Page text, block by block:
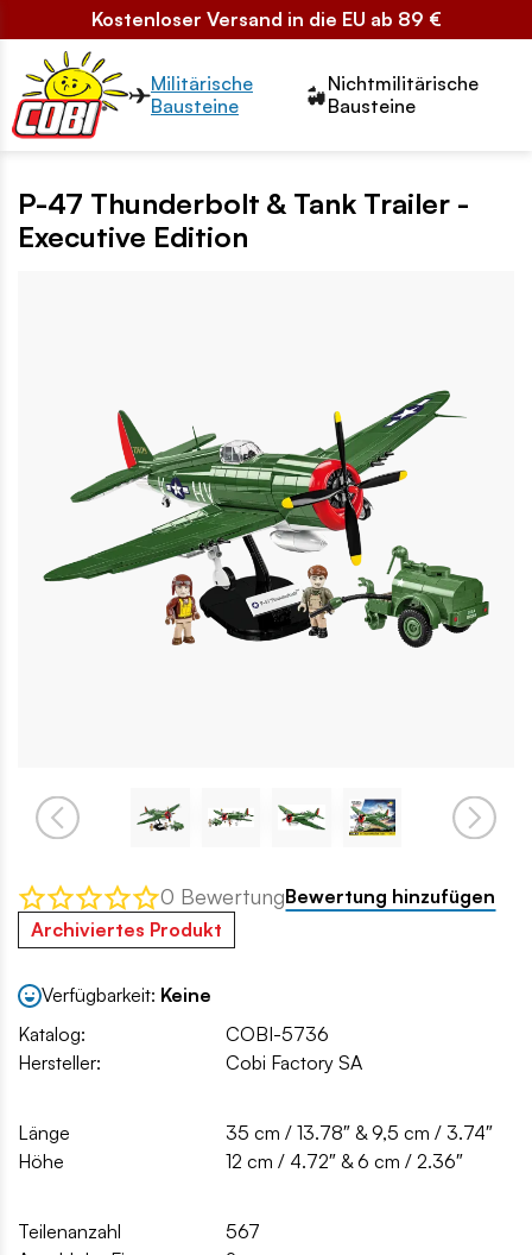
Kostenloser Versand in die EU ab 89 €
Przełącznik segmentów2
Militärische
Bausteine
Nichtmilitärische
Bausteine
P-47 Thunderbolt & Tank Trailer -
Executive Edition
0 BewertungBewertung hinzufügen
Archiviertes Produkt
Verfügbarkeit: Keine
Katalog:
COBI-5736
Hersteller:
Cobi Factory SA
Länge
35 cm / 13.78″ & 9,5 cm / 3.74″
Höhe
12 cm / 4.72″ & 6 cm / 2.36″
Teilenanzahl
567